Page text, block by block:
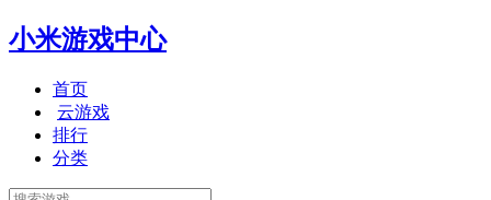
小米游戏中心
首页
云游戏
排行
分类